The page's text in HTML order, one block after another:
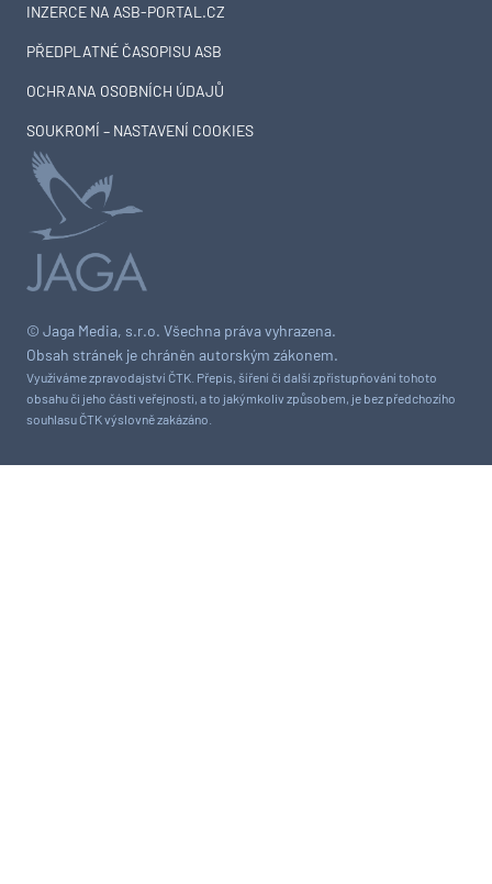
© Jaga Media, s.r.o. Všechna práva vyhrazena.
Obsah stránek je chráněn autorským zákonem.
Využíváme zpravodajství ČTK. Přepis, šíření či další zpřístupňování tohoto
obsahu či jeho části veřejnosti, a to jakýmkoliv způsobem, je bez předchozího
souhlasu ČTK výslovně zakázáno.
INZERCE NA ASB-PORTAL.CZ
PŘEDPLATNÉ ČASOPISU ASB
OCHRANA OSOBNÍCH ÚDAJŮ
SOUKROMÍ – NASTAVENÍ COOKIES